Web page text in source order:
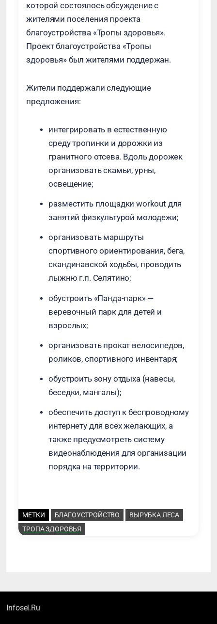
которой состоялось обсуждение с
жителями поселения проекта
благоустройства «Тропы здоровья».
Проект благоустройства «Тропы
здоровья» был жителями поддержан.
Жители поддержали следующие
предложения:
интегрировать в естественную
среду тропинки и дорожки из
гранитного отсева. Вдоль дорожек
организовать скамьи, урны,
освещение;
разместить площадки workout для
занятий физкультурой молодежи;
организовать маршруты
спортивного ориентирования, бега,
скандинавской ходьбы, проводить
лыжню г.п. Селятино;
обустроить «Панда-парк» —
веревочный парк для детей и
взрослых;
организовать прокат велосипедов,
роликов, спортивного инвентаря;
обустроить зону отдыха (навесы,
беседки, мангалы);
обеспечить доступ к беспроводному
интернету для всех желающих, а
также предусмотреть систему
видеонаблюдения для организации
порядка на территории.
МЕТКИ БЛАГОУСТРОЙСТВО
ВЫРУБКА ЛЕСА
ТРОПА ЗДОРОВЬЯ
Infosel.Ru